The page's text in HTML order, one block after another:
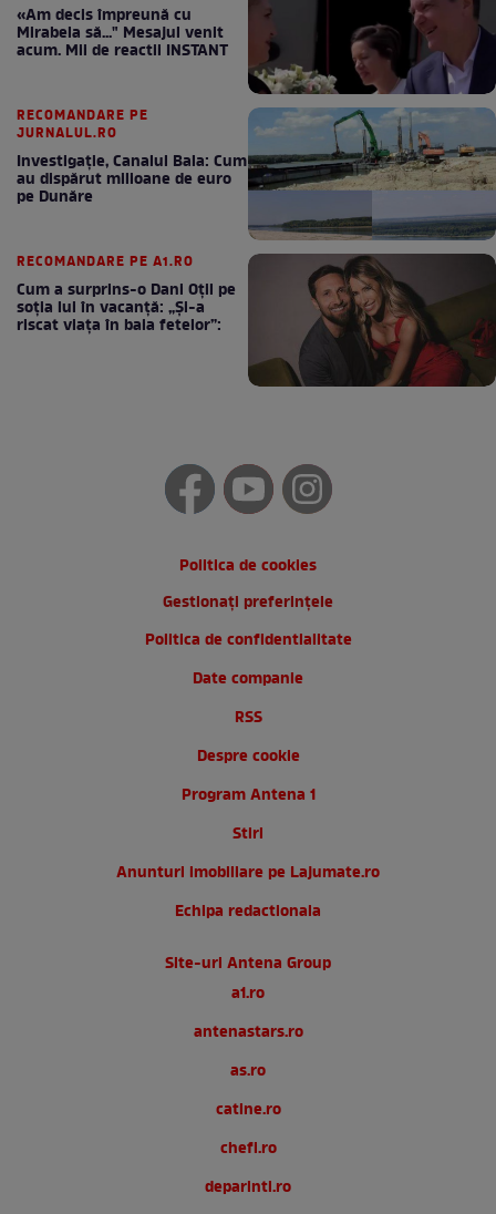
«Am decis împreună cu
Mirabela să..." Mesajul venit
acum. Mii de reactii INSTANT
RECOMANDARE PE
JURNALUL.RO
Investigație, Canalul Bala: Cum
au dispărut milioane de euro
pe Dunăre
RECOMANDARE PE A1.RO
Cum a surprins-o Dani Oțil pe
soția lui în vacanță: „Și-a
riscat viața în baia fetelor”:
Politica de cookies
Gestionați preferințele
Politica de confidentialitate
Date companie
RSS
Despre cookie
Program Antena 1
Stiri
Anunturi imobiliare pe Lajumate.ro
Echipa redactionala
Site-uri Antena Group
a1.ro
antenastars.ro
as.ro
catine.ro
chefi.ro
deparinti.ro